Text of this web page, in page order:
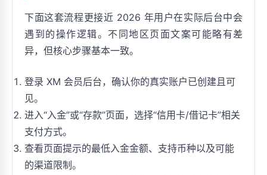
下面这套流程更接近 2026 年用户在实际后台中会
遇到的操作逻辑。不同地区页面文案可能略有差
异，但核心步骤基本一致。
登录 XM 会员后台，确认你的真实账户已创建且可
见。
进入“入金”或“存款”页面，选择“信用卡/借记卡”相关
支付方式。
查看页面提示的最低入金金额、支持币种以及可能
的渠道限制。